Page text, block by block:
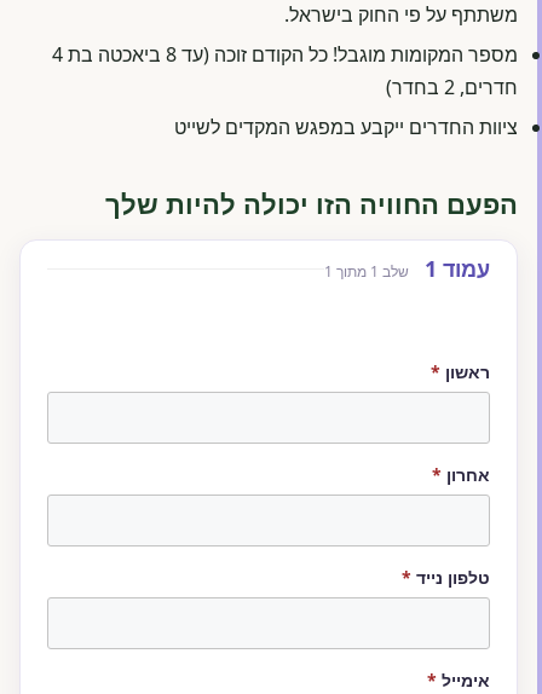
משתתף על פי החוק בישראל.
מספר המקומות מוגבל! כל הקודם זוכה (עד 8 ביאכטה בת 4
חדרים, 2 בחדר)
ציוות החדרים ייקבע במפגש המקדים לשייט
הפעם החוויה הזו יכולה להיות שלך
דלג לתוכן הטופס
Website (leave blank)
עמוד 1 שלב 1 מתוך 1
ראשון *חובה
אחרון *חובה
טלפון נייד *חובה
אימייל *חובה